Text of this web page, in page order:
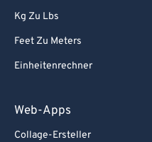
Kg Zu Lbs
Feet Zu Meters
Einheitenrechner
Web-Apps
Collage-Ersteller